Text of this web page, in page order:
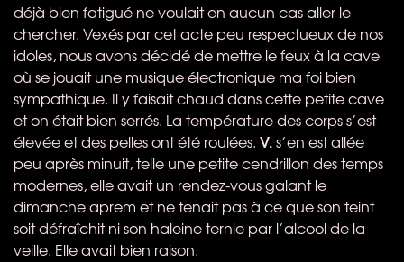
déjà bien fatigué ne voulait en aucun cas aller le
chercher. Vexés par cet acte peu respectueux de nos
idoles, nous avons décidé de mettre le feux à la cave
où se jouait une musique électronique ma foi bien
sympathique. Il y faisait chaud dans cette petite cave
et on était bien serrés. La température des corps s’est
élevée et des pelles ont été roulées. V.s’en est allée
peu après minuit, telle une petite cendrillon des temps
modernes, elle avait un rendez-vous galant le
dimanche aprem et ne tenait pas à ce que son teint
soit défraîchit ni son haleine ternie par l’alcool de la
veille. Elle avait bien raison.